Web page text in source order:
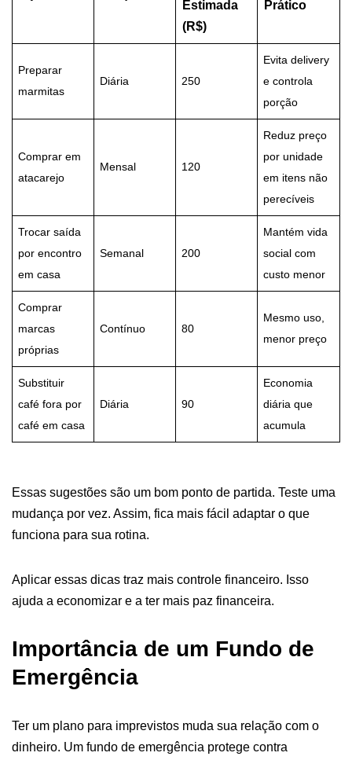
Estimada
(R$)
Prático
Preparar
marmitas
Diária 250
Evita delivery
e controla
porção
Comprar em
atacarejo
Mensal 120
Reduz preço
por unidade
em itens não
perecíveis
Trocar saída
por encontro
em casa
Semanal 200
Mantém vida
social com
custo menor
Comprar
marcas
próprias
Contínuo 80
Mesmo uso,
menor preço
Substituir
café fora por
café em casa
Diária 90
Economia
diária que
acumula
Essas sugestões são um bom ponto de partida. Teste uma
mudança por vez. Assim, fica mais fácil adaptar o que
funciona para sua rotina.
Aplicar essas dicas traz mais controle financeiro. Isso
ajuda a economizar e a ter mais paz financeira.
Importância de um Fundo de
Emergência
Ter um plano para imprevistos muda sua relação com o
dinheiro. Um fundo de emergência protege contra